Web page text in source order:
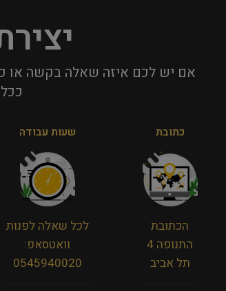
אם יש לכם איזה שאלה בקשה או
כתובת
הכתובת
התנופה 4
תל אביב
שעות עבודה
לכל שאלה לפנות
וואטסאפ:
0545940020